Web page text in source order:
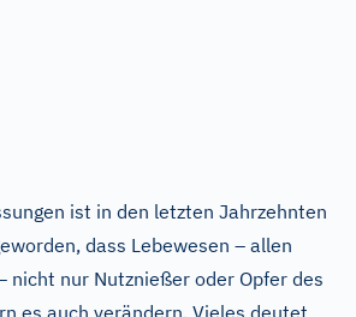
ist in den letzten Jahrzehnten
dass Lebewesen – allen
nicht nur Nutznießer oder Opfer des
es auch verändern. Vieles deutet